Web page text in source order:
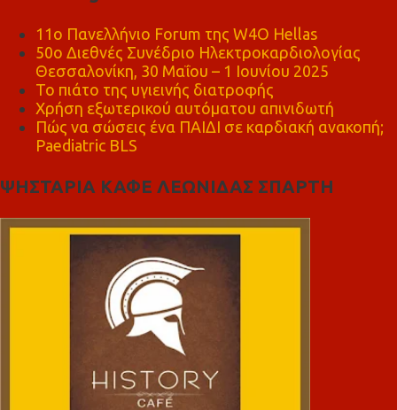
11ο Πανελλήνιο Forum της W4O Hellas
50ο Διεθνές Συνέδριο Ηλεκτροκαρδιολογίας
Θεσσαλονίκη, 30 Μαΐου – 1 Ιουνίου 2025
Το πιάτο της υγιεινής διατροφής
Χρήση εξωτερικού αυτόματου απινιδωτή
Πώς να σώσεις ένα ΠΑΙΔΙ σε καρδιακή ανακοπή;
Paediatric BLS
ΨΗΣΤΑΡΙΑ ΚΑΦΕ ΛΕΩΝΙΔΑΣ ΣΠΑΡΤΗ